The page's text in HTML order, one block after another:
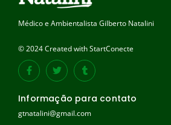
Médico e Ambientalista Gilberto Natalini
© 2024 Created with StartConecte
Informação para contato
gtnatalini@gmail.com